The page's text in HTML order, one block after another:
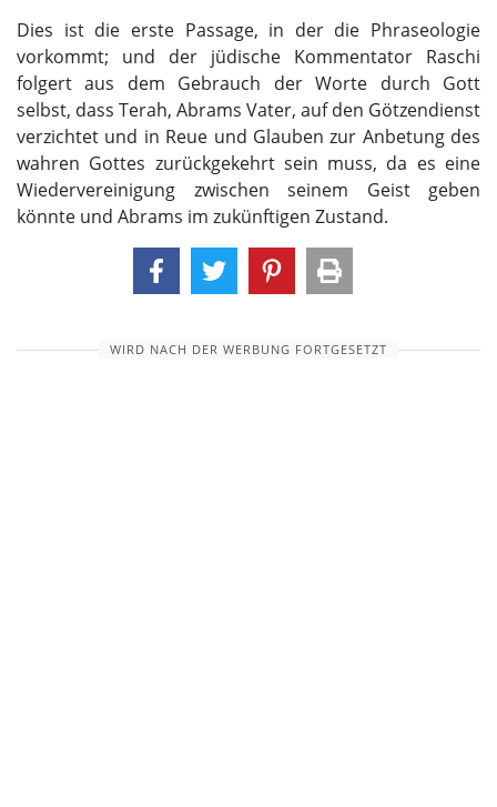
Dies ist die erste Passage, in der die Phraseologie
vorkommt; und der jüdische Kommentator Raschi
folgert aus dem Gebrauch der Worte durch Gott
selbst, dass Terah, Abrams Vater, auf den Götzendienst
verzichtet und in Reue und Glauben zur Anbetung des
wahren Gottes zurückgekehrt sein muss, da es eine
Wiedervereinigung zwischen seinem Geist geben
könnte und Abrams im zukünftigen Zustand.
WIRD NACH DER WERBUNG FORTGESETZT